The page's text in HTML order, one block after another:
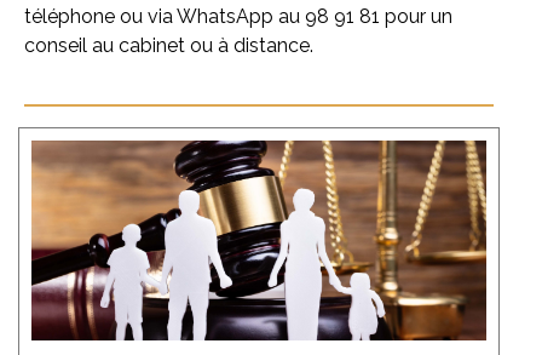
téléphone ou via WhatsApp au 98 91 81 pour un
conseil au cabinet ou à distance.
Procédure de divorce à partir de 54 500 frs
par époux.